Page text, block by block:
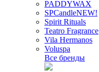
PADDYWAX
SPCandleNEW!
Spirit Rituals
Teatro Fragrance
Vila Hermanos
Voluspa
Все бренды